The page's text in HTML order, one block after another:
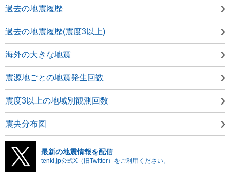
過去の地震履歴
過去の地震履歴(震度3以上)
海外の大きな地震
震源地ごとの地震発生回数
震度3以上の地域別観測回数
震央分布図
最新の地震情報を配信
tenki.jp公式X（旧Twitter）をご利用ください。